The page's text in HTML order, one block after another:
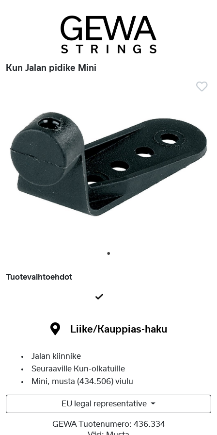
Kun Jalan pidike Mini
1
Tuotevaihtoehdot
Liike/Kauppias-haku
Jalan kiinnike
Seuraaville Kun-olkatuille
Mini, musta (434.506) viulu
EU legal representative
GEWA Tuotenumero: 436.334